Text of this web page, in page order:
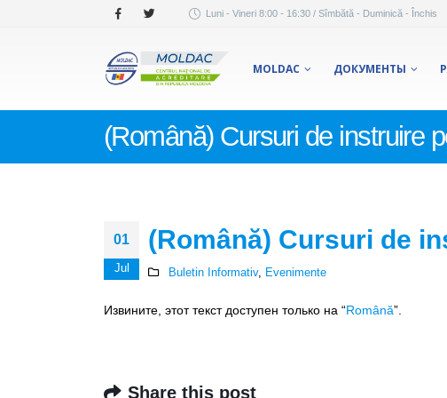
Luni - Vineri 8:00 - 16:30 / Sîmbătă - Duminică - Închis
MOLDAC ДОКУМЕНТЫ
(Română) Cursuri de instruire
01
Jul
(Română) Cursuri de
Buletin Informativ, Evenimente
Извините, этот текст доступен только на “Română”.
Share this post